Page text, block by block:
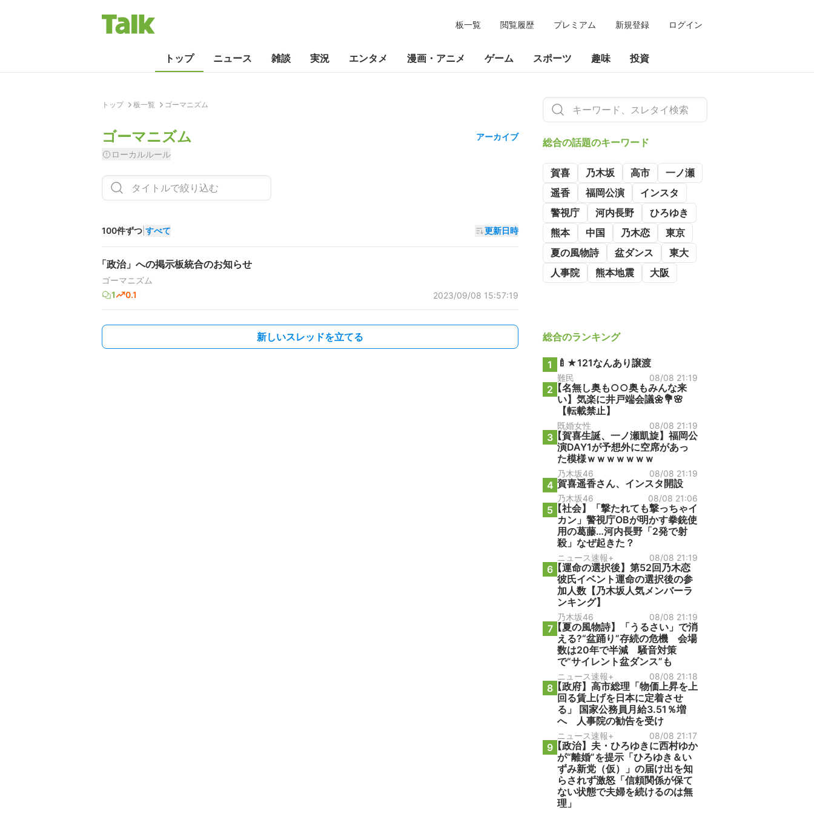
板一覧 閲覧履歴 プレミアム 新規登録 ログイン
トップ ニュース 雑談 実況 エンタメ 漫画・アニメ ゲーム スポーツ 趣味 投資
トップ 板一覧 ゴーマニズム
ゴーマニズム
アーカイブ
ローカルルール
100件ずつ すべて 更新日時
「政治」への掲示板統合のお知らせ
ゴーマニズム
1
0.1 2023/09/08 15:57:19
新しいスレッドを立てる
総合の話題のキーワード
賀喜 乃木坂 高市
一ノ瀬
遥香
福岡公演
インスタ
警視庁
河内長野
ひろゆき
熊本
中国 乃木恋
東京
夏の風物詩
盆ダンス
東大
人事院
熊本地震 大阪
総合のランキング
1 🍼★121なんあり譲渡
難民 08/08 21:19
2 【名無し奥も○○奥もみんな来
い】気楽に井戸端会議🌼💐🌸
【転載禁止】
既婚女性 08/08 21:19
3【賀喜生誕、一ノ瀬凱旋】福岡公
演DAY1が予想外に空席があっ
た模様ｗｗｗｗｗｗｗ
乃木坂46 08/08 21:19
4 賀喜遥香さん、インスタ開設
乃木坂46 08/08 21:06
5【社会】「撃たれても撃っちゃイ
カン」警視庁OBが明かす拳銃使
用の葛藤…河内長野「2発で射
殺」なぜ起きた？
ニュース速報+ 08/08 21:19
6【運命の選択後】第52回乃木恋
彼氏イベント運命の選択後の参
加人数【乃木坂人気メンバーラ
ンキング】
乃木坂46 08/08 21:19
7【夏の風物詩】「うるさい」で消
える?“盆踊り”存続の危機 会場
数は20年で半減 騒音対策
で“サイレント盆ダンス”も
ニュース速報+ 08/08 21:18
8【政府】高市総理「物価上昇を上
回る賃上げを日本に定着させ
る」 国家公務員月給3.51％増
へ 人事院の勧告を受け
ニュース速報+ 08/08 21:17
9【政治】夫・ひろゆきに西村ゆか
が“離婚”を提示「ひろゆき＆い
ずみ新党（仮）」の届け出を知
らされず激怒「信頼関係が保て
ない状態で夫婦を続けるのは無
理」